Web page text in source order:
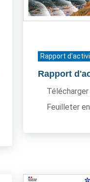
Rapport
Rapport
Feuilleter